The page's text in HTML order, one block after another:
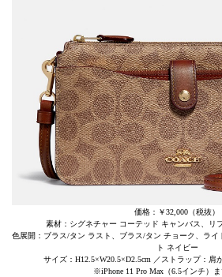
価格：￥32,000（税抜）
素材：シグネチャー コーテッド キャンバス、リ
色展開：ブラス/タン ラスト、ブラス/タン チョーク、ライ
ト ネイビー
サイズ：H12.5×W20.5×D2.5cm ／ストラップ：肩
※iPhone 11 Pro Max（6.5インチ）